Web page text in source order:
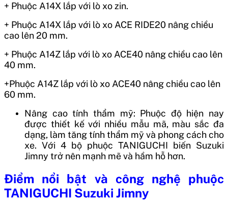
+ Phuộc A14X lắp với lò xo zin.
+ Phuộc A14X lắp với lò xo ACE RIDE20 nâng chiều
cao lên 20 mm.
+ Phuộc A14Z lắp với lò xo ACE40 nâng chiều cao lên
40 mm.
+Phuộc A14Z lắp với lò xo ACE40 nâng chiều cao lên
60 mm.
Nâng cao tính thẩm mỹ: Phuộc độ hiện nay
được thiết kế với nhiều mẫu mã, màu sắc đa
dạng, làm tăng tính thẩm mỹ và phong cách cho
xe. Với 4 bộ phuộc TANIGUCHI biến Suzuki
Jimny trở nên mạnh mẽ và hầm hỗ hơn.
Điểm nổi bật và công nghệ phuộc
TANIGUCHI Suzuki Jimny